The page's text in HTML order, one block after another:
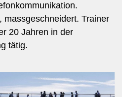
massgeschneidert. Trainer
20 Jahren in der
tätig.